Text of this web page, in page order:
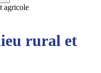
agricole
rural et